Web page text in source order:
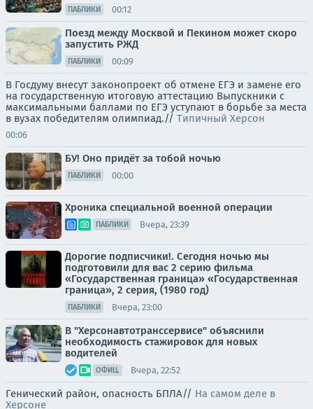
ПАБЛИКИ 00:12
Поезд между Москвой и Пекином может скоро
запустить РЖД
ПАБЛИКИ 00:09
В Госдуму внесут законопроект об отмене ЕГЭ и замене его
на государственную итоговую аттестацию Выпускники с
максимальными баллами по ЕГЭ уступают в борьбе за места
в вузах победителям олимпиад.// Типичный Херсон
00:06
БУ! Оно придёт за тобой ночью
ПАБЛИКИ 00:00
Хроника специальной военной операции
ПАБЛИКИ Вчера, 23:39
Дорогие подписчики!. Сегодня ночью мы
подготовили для вас 2 серию фильма
«Государственная граница» «Государственная
граница», 2 серия, (1980 год)
ПАБЛИКИ Вчера, 23:00
В "Херсонавтотранссервисе" объяснили
необходимость стажировок для новых
водителей
ОФИЦ. Вчера, 22:52
Генический район, опасность БПЛА// На самом деле в
Херсоне